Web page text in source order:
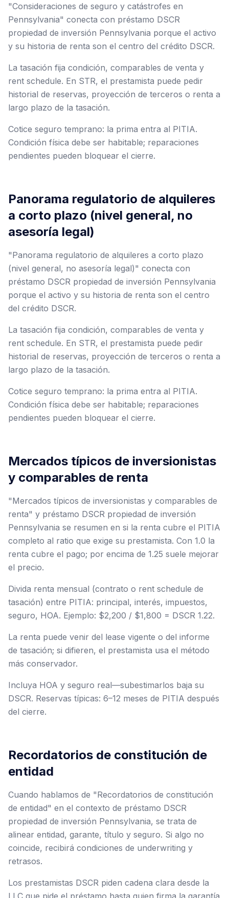
"Consideraciones de seguro y catástrofes en
Pennsylvania" conecta con préstamo DSCR
propiedad de inversión Pennsylvania porque el activo
y su historia de renta son el centro del crédito DSCR.
La tasación fija condición, comparables de venta y
rent schedule. En STR, el prestamista puede pedir
historial de reservas, proyección de terceros o renta a
largo plazo de la tasación.
Cotice seguro temprano: la prima entra al PITIA.
Condición física debe ser habitable; reparaciones
pendientes pueden bloquear el cierre.
Panorama regulatorio de alquileres
a corto plazo (nivel general, no
asesoría legal)
"Panorama regulatorio de alquileres a corto plazo
(nivel general, no asesoría legal)" conecta con
préstamo DSCR propiedad de inversión Pennsylvania
porque el activo y su historia de renta son el centro
del crédito DSCR.
La tasación fija condición, comparables de venta y
rent schedule. En STR, el prestamista puede pedir
historial de reservas, proyección de terceros o renta a
largo plazo de la tasación.
Cotice seguro temprano: la prima entra al PITIA.
Condición física debe ser habitable; reparaciones
pendientes pueden bloquear el cierre.
Mercados típicos de inversionistas
y comparables de renta
"Mercados típicos de inversionistas y comparables de
renta" y préstamo DSCR propiedad de inversión
Pennsylvania se resumen en si la renta cubre el PITIA
completo al ratio que exige su prestamista. Con 1.0 la
renta cubre el pago; por encima de 1.25 suele mejorar
el precio.
Divida renta mensual (contrato o rent schedule de
tasación) entre PITIA: principal, interés, impuestos,
seguro, HOA. Ejemplo: $2,200 / $1,800 = DSCR 1.22.
La renta puede venir del lease vigente o del informe
de tasación; si difieren, el prestamista usa el método
más conservador.
Incluya HOA y seguro real—subestimarlos baja su
DSCR. Reservas típicas: 6–12 meses de PITIA después
del cierre.
Recordatorios de constitución de
entidad
Cuando hablamos de "Recordatorios de constitución
de entidad" en el contexto de préstamo DSCR
propiedad de inversión Pennsylvania, se trata de
alinear entidad, garante, título y seguro. Si algo no
coincide, recibirá condiciones de underwriting y
retrasos.
Los prestamistas DSCR piden cadena clara desde la
LLC que pide el préstamo hasta quien firma la garantía